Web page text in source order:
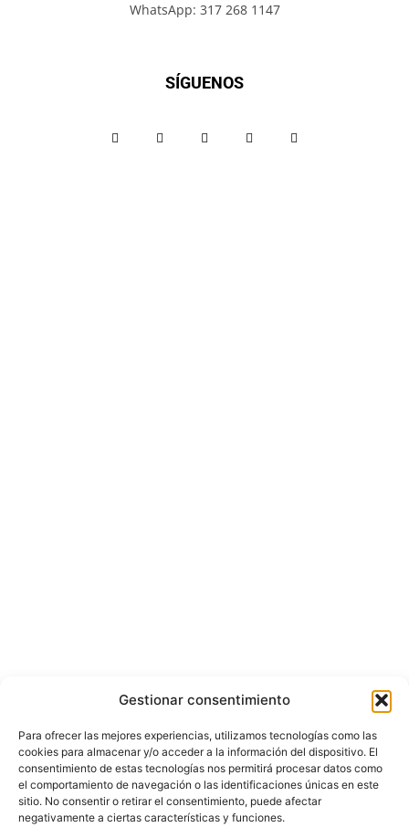
Gestionar consentimiento
Para ofrecer las mejores experiencias, utilizamos tecnologías como las
cookies para almacenar y/o acceder a la información del dispositivo. El
consentimiento de estas tecnologías nos permitirá procesar datos como
el comportamiento de navegación o las identificaciones únicas en este
sitio. No consentir o retirar el consentimiento, puede afectar
negativamente a ciertas características y funciones.
WhatsApp: 317 268 1147
SÍGUENOS